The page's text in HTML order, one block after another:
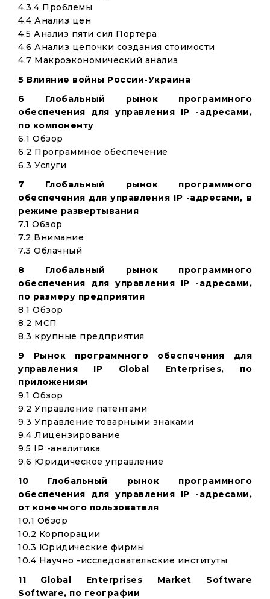
4.3.4 Проблемы
4.4 Анализ цен
4.5 Анализ пяти сил Портера
4.6 Анализ цепочки создания стоимости
4.7 Макроэкономический анализ
5 Влияние войны России-Украина
6 Глобальный рынок программного
обеспечения для управления IP -адресами,
по компоненту
6.1 Обзор
6.2 Программное обеспечение
6.3 Услуги
7 Глобальный рынок программного
обеспечения для управления IP -адресами, в
режиме развертывания
7.1 Обзор
7.2 Внимание
7.3 Облачный
8 Глобальный рынок программного
обеспечения для управления IP -адресами,
по размеру предприятия
8.1 Обзор
8.2 МСП
8.3 крупные предприятия
9 Рынок программного обеспечения для
управления IP Global Enterprises, по
приложениям
9.1 Обзор
9.2 Управление патентами
9.3 Управление товарными знаками
9.4 Лицензирование
9.5 IP -аналитика
9.6 Юридическое управление
10 Глобальный рынок программного
обеспечения для управления IP -адресами,
от конечного пользователя
10.1 Обзор
10.2 Корпорации
10.3 Юридические фирмы
10.4 Научно -исследовательские институты
11 Global Enterprises Market Software
Software, по географии